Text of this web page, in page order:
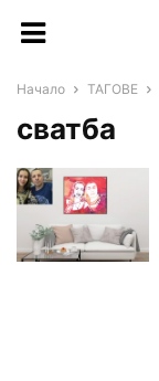
Начало ТАГОВЕ
сватба